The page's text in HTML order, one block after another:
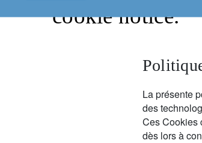
nos rapports financiers.
Le foyer éco-logique.
perspectives d’investissement.
investment solutions.
nos plateformes bancaires.
cookie notice.
La présente
des
Ces Cookies
dès lors à